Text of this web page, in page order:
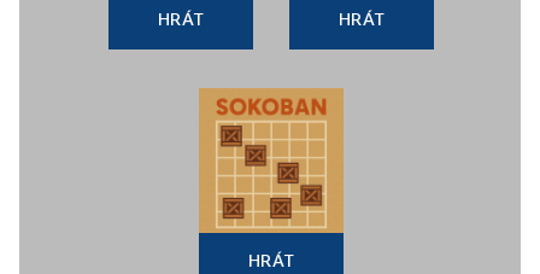
HRÁT HRÁT
HRÁT